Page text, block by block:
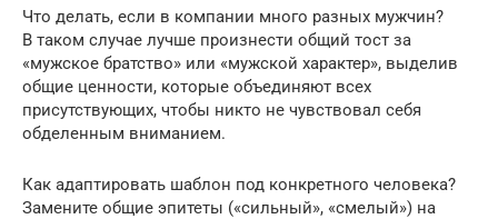
Что делать, если в компании много разных мужчин?
В таком случае лучше произнести общий тост за
«мужское братство» или «мужской характер», выделив
общие ценности, которые объединяют всех
присутствующих, чтобы никто не чувствовал себя
обделенным вниманием.
Как адаптировать шаблон под конкретного человека?
Замените общие эпитеты («сильный», «смелый») на